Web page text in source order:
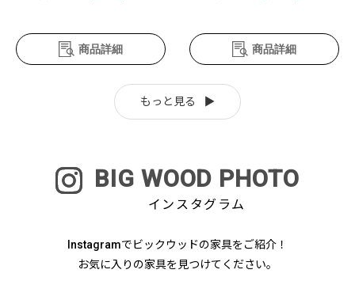
商品詳細 商品詳細
もっと見る
BIG WOOD PHOTO
インスタグラム
Instagramでビックウッドの家具をご紹介！
お気に入りの家具を見つけてください。